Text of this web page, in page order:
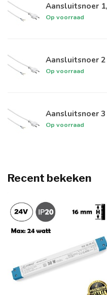
Aansluitsnoer
Op voorraad
Aansluitsnoer
Op voorraad
Aansluitsnoer
Op voorraad
Recent bekeken